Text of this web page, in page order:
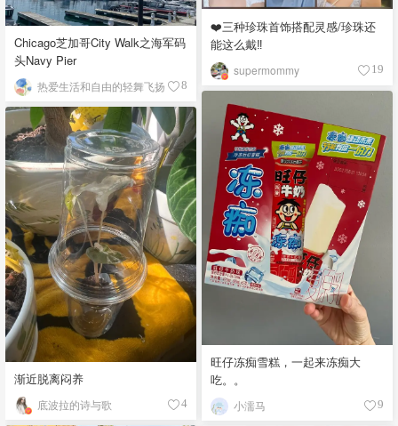
❤️三种珍珠首饰搭配灵感/珍珠还
能这么戴‼️
supermommy 19
Chicago芝加哥City Walk之海军码
头Navy Pier
热爱生活和自由的轻舞飞扬 8
旺仔冻痴雪糕，一起来冻痴大
吃。。
小濡马 9
渐近脱离闷养
底波拉的诗与歌 4